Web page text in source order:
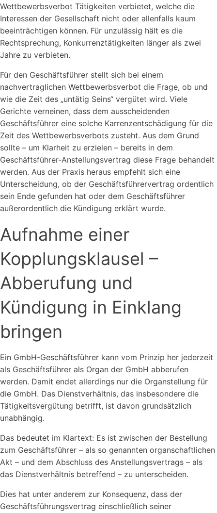
Wettbewerbsverbot Tätigkeiten verbietet, welche die
Interessen der Gesellschaft nicht oder allenfalls kaum
beeinträchtigen können. Für unzulässig hält es die
Rechtsprechung, Konkurrenztätigkeiten länger als zwei
Jahre zu verbieten.
Für den Geschäftsführer stellt sich bei einem
nachvertraglichen Wettbewerbsverbot die Frage, ob und
wie die Zeit des „untätig Seins“ vergütet wird. Viele
Gerichte verneinen, dass dem ausscheidenden
Geschäftsführer eine solche Karrenzentschädigung für die
Zeit des Wettbewerbsverbots zusteht. Aus dem Grund
sollte – um Klarheit zu erzielen – bereits in dem
Geschäftsführer-Anstellungsvertrag diese Frage behandelt
werden. Aus der Praxis heraus empfehlt sich eine
Unterscheidung, ob der Geschäftsführervertrag ordentlich
sein Ende gefunden hat oder dem Geschäftsführer
außerordentlich die Kündigung erklärt wurde.
Aufnahme einer
Kopplungsklausel –
Abberufung und
Kündigung in Einklang
bringen
Ein GmbH-Geschäftsführer kann vom Prinzip her jederzeit
als Geschäftsführer als Organ der GmbH abberufen
werden. Damit endet allerdings nur die Organstellung für
die GmbH. Das Dienstverhältnis, das insbesondere die
Tätigkeitsvergütung betrifft, ist davon grundsätzlich
unabhängig.
Das bedeutet im Klartext: Es ist zwischen der Bestellung
zum Geschäftsführer – als so genannten organschaftlichen
Akt – und dem Abschluss des Anstellungsvertrags – als
das Dienstverhältnis betreffend – zu unterscheiden.
Dies hat unter anderem zur Konsequenz, dass der
Geschäftsführungsvertrag einschließlich seiner